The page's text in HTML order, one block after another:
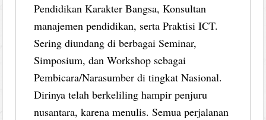
Pendidikan Karakter Bangsa, Konsultan
manajemen pendidikan, serta Praktisi ICT.
Sering diundang di berbagai Seminar,
Simposium, dan Workshop sebagai
Pembicara/Narasumber di tingkat Nasional.
Dirinya telah berkeliling hampir penjuru
nusantara, karena menulis. Semua perjalanan